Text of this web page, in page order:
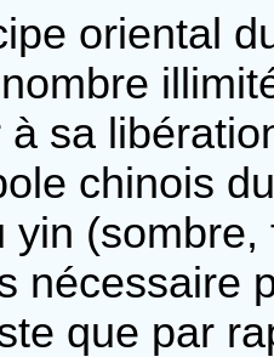
oriental
à sa
chinois
yin
nécessaire
que par